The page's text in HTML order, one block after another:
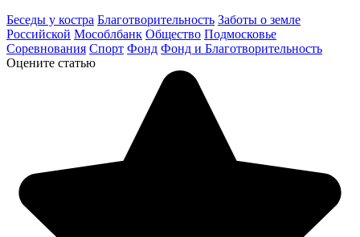
Беседы у костра Благотворительность Заботы о земле
Российской Мособлбанк Общество Подмосковье
Соревнования Спорт Фонд Фонд и Благотворительность
Оцените статью